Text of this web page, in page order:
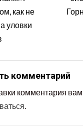
как не
уловки
комментарий
комментария
.